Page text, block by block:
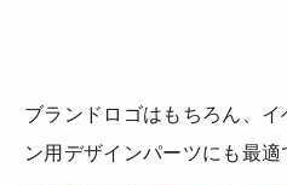
ブランドロゴはもちろん、
ン用デザインパーツにも最適